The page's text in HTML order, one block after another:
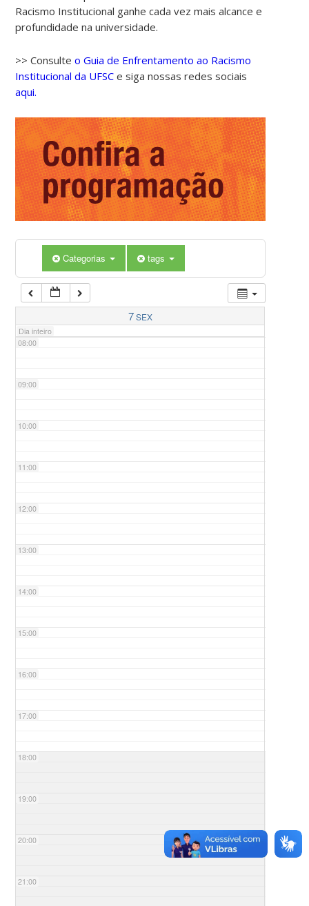
Racismo Institucional ganhe cada vez mais alcance e
profundidade na universidade.
>> Consulteo Guia de Enfrentamento ao Racismo
Institucional da UFSC e siga nossas redes sociais
aqui.
Categorias tags
7SEX
Dia inteiro
00:00
02:00
03:00
04:00
05:00
07:00
08:00
09:00
10:00
11:00
12:00
13:00
14:00
15:00
16:00
17:00
18:00
19:00
20:00
21:00